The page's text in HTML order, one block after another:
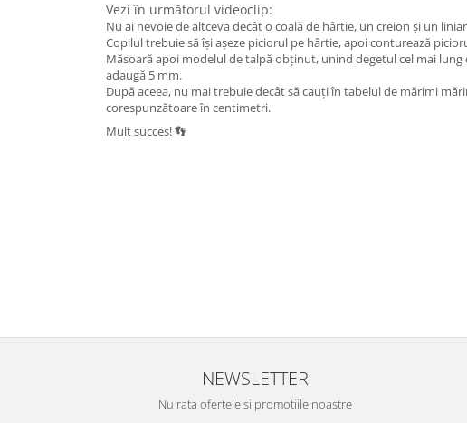
Vezi în următorul videoclip:
Nu ai nevoie de altceva decât o coală de hârtie, un creion și un
Copilul trebuie să își așeze piciorul pe hârtie, apoi conturează
Măsoară apoi modelul de talpă obținut, unind degetul cel mai lung
adaugă 5 mm.
După aceea, nu mai trebuie decât să cauți în tabelul de mărimi
corespunzătoare în centimetri.
Mult succes! 👣
NEWSLETTER
Nu rata ofertele si promotiile noastre